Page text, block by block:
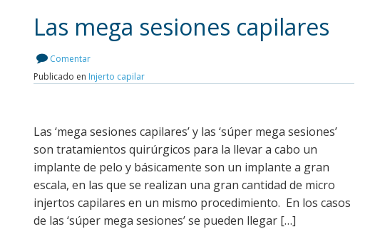
Leer más
Las mega sesiones capilares
Comentar
Publicado en Injerto capilar
Las ‘mega sesiones capilares’ y las ‘súper mega sesiones’
son tratamientos quirúrgicos para la llevar a cabo un
implante de pelo y básicamente son un implante a gran
escala, en las que se realizan una gran cantidad de micro
injertos capilares en un mismo procedimiento. En los casos
de las ‘súper mega sesiones’ se pueden llegar […]